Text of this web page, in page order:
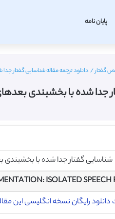
پایان نامه
گفتار/ دانلود ترجمه مقاله شناسایی گفتار
جدا شده با بخشبندی
شناسایی گفتار جدا شده با بخشبندی
ISOLATED SPEECH
رایگان نسخه انگلیسی این